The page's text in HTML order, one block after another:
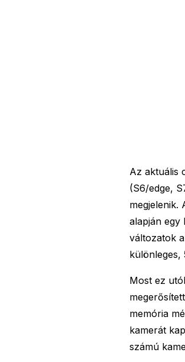
Az aktuális
(S6/edge,
megjelenik.
alapján egy
változatok
különleges,
Most ez
memória
kamerát
számú